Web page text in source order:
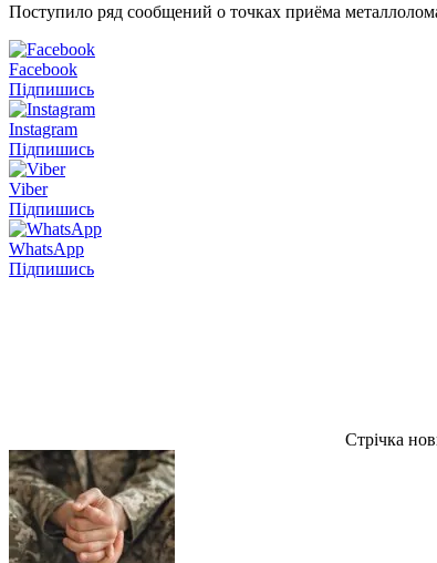
Поступило ряд сообщений о точках приёма
Facebook
Підпишись
Instagram
Підпишись
Viber
Підпишись
WhatsApp
Підпишись
Стрічка